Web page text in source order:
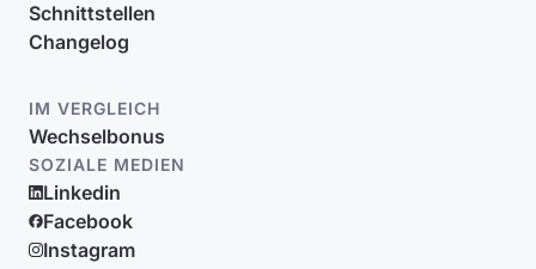
Schnittstellen
Changelog
IM VERGLEICH
Wechselbonus
SOZIALE MEDIEN
Linkedin
Facebook
Instagram